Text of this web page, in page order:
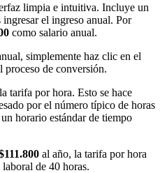
limpia e intuitiva. Incluye un
el ingreso anual. Por
como salario anual.
simplemente haz clic en el
de conversión.
tarifa por hora. Esto se hace
por el número típico de horas
horario estándar de tiempo
al año, la tarifa por hora
laboral de 40 horas.